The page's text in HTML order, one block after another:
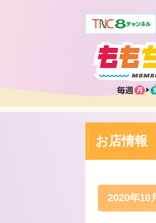
お店情報
2020年10